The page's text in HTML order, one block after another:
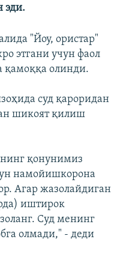
эди.
"Йоу, ористар"
этгани учун фаол
қамоққа олинди.
суд қароридан
шикоят қилиш
қонунимиз
намойишкорона
Агар жазолайдиган
иштирок
Суд менинг
олмади," - деди